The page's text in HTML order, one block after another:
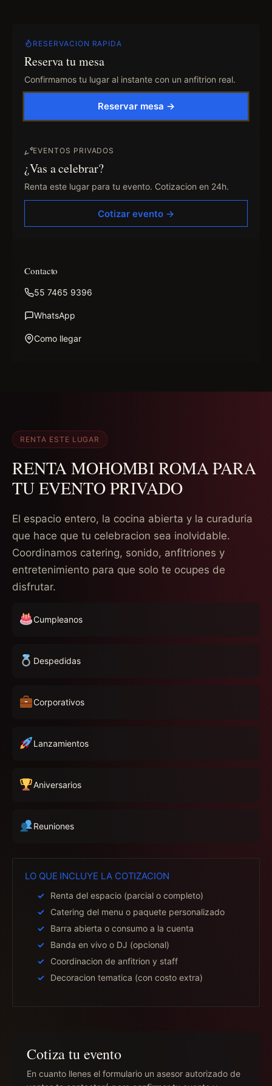
RESERVACION RAPIDA
Reserva tu mesa
Confirmamos tu lugar al instante con un anfitrion real.
Reservar mesa →
EVENTOS PRIVADOS
¿Vas a celebrar?
Renta este lugar para tu evento. Cotizacion en 24h.
Cotizar evento →
Contacto
55 7465 9396
WhatsApp
Como llegar
RENTA ESTE LUGAR
RENTA MOHOMBI ROMA PARA
TU EVENTO PRIVADO
El espacio entero, la cocina abierta y la curaduria
que hace que tu celebracion sea inolvidable.
Coordinamos catering, sonido, anfitriones y
entretenimiento para que solo te ocupes de
disfrutar.
Cumpleanos
Despedidas
Corporativos
Lanzamientos
Aniversarios
Reuniones
LO QUE INCLUYE LA COTIZACION
Renta del espacio (parcial o completo)
Catering del menu o paquete personalizado
Barra abierta o consumo a la cuenta
Banda en vivo o DJ (opcional)
Coordinacion de anfitrion y staff
Decoracion tematica (con costo extra)
Cotiza tu evento
En cuanto llenes el formulario un asesor autorizado de